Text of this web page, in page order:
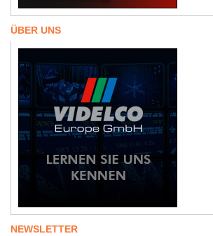
ÜBER UNS
NEWSLETTER